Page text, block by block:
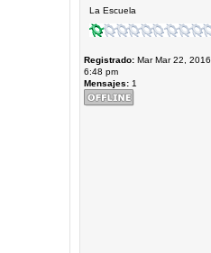
La Escuela
Registrado:Mar Mar 22, 2016
6:48 pm
Mensajes:1